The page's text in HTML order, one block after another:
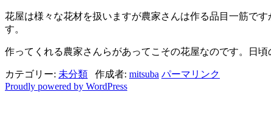
花屋は様々な花材を扱いますが農家さんは作る品目一筋で
す。
作ってくれる農家さんらがあってこその花屋なのです。日
カテゴリー: 未分類 作成者: mitsuba パーマリンク
Proudly powered by WordPress